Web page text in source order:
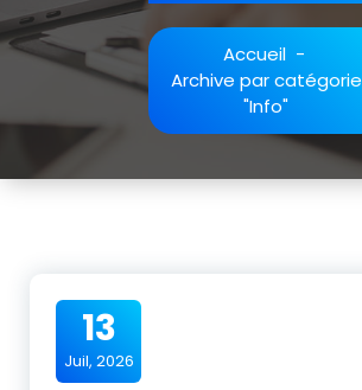
Accueil-
Archive par catégorie
"Info"
13
Juil, 2026